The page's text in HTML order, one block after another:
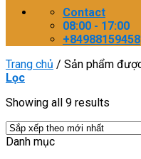
Contact
08:00 - 17:00
+84988159458
Trang chủ / Sản phẩm
Lọc
Showing all 9 results
Danh mục